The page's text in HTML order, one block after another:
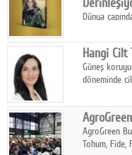
Dünya
aksiyonu ve
sürdürüyor.
Hangi Cilt
Güneş
döneminde
AgroGreen
Tohum, Fide,